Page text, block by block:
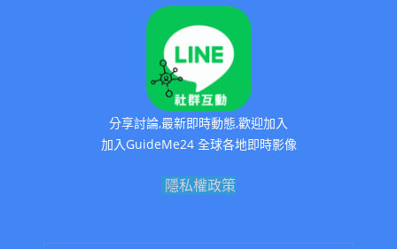
分享討論,最新即時動態,歡迎加入
加入GuideMe24 全球各地即時影像
隱私權政策